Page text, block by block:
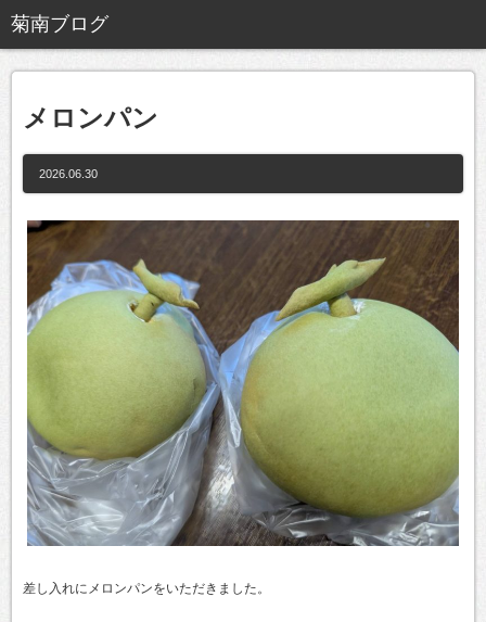
メロンパン
2026.06.30
差し入れにメロンパンをいただきました。